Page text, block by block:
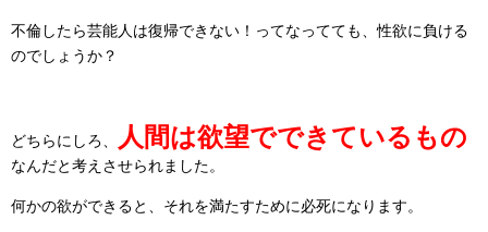
不倫したら芸能人は復帰できない！ってなってても、性欲に負ける
のでしょうか？
どちらにしろ、 人間は欲望でできているもの
なんだと考えさせられました。
何かの欲ができると、それを満たすために必死になります。